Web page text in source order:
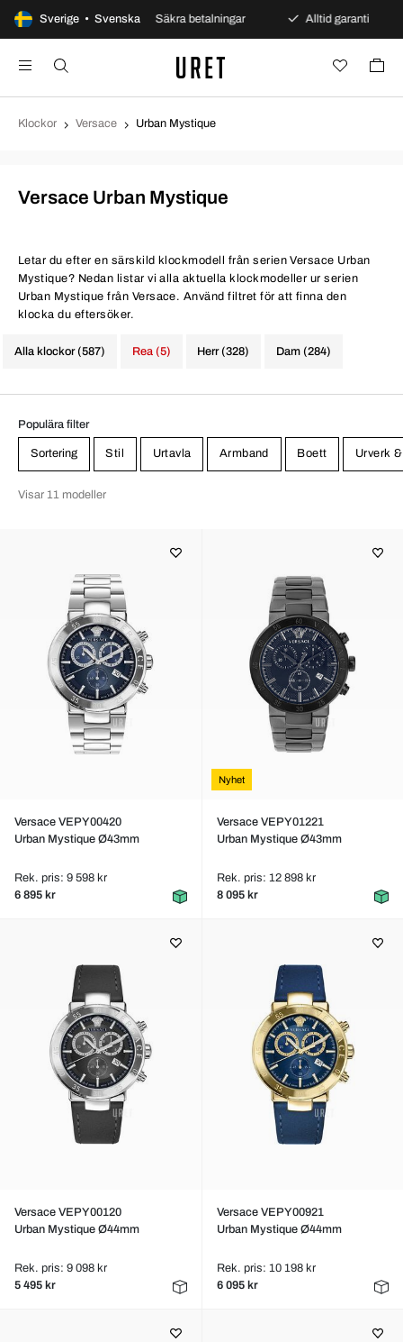
Sverige • Svenska
öppet köp Säkra betalningar Alltid garanti
Klockor Versace Urban Mystique
Versace Urban Mystique
Letar du efter en särskild klockmodell från serien Versace Urban
Mystique? Nedan listar vi alla aktuella klockmodeller ur serien
Urban Mystique från Versace. Använd filtret för att finna den
klocka du eftersöker.
Alla klockor (587) Herr (328) Dam (284)
Rea (5)
Populära filter
Sortering Stil Urtavla Armband Boett Urverk
Visar 11 modeller
Versace VEPY00420
Urban Mystique Ø43mm
Rek. pris: 9 598 kr
6 895 kr
Nyhet
Versace VEPY01221
Urban Mystique Ø43mm
Rek. pris: 12 898 kr
8 095 kr
Versace VEPY00120
Urban Mystique Ø44mm
Rek. pris: 9 098 kr
5 495 kr
Versace VEPY00921
Urban Mystique Ø44mm
Rek. pris: 10 198 kr
6 095 kr